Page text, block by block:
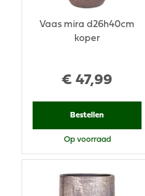
€ 47,99
Vaas mira d26h40cm
koper
Bestellen
Op voorraad